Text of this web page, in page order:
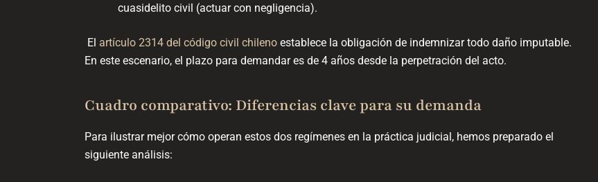
cuasidelito civil (actuar con negligencia).
El artículo 2314 del código civil chileno establece la obligación de indemnizar todo daño imputable.
En este escenario, el plazo para demandar es de 4 años desde la perpetración del acto.
Cuadro comparativo: Diferencias clave para su demanda
Para ilustrar mejor cómo operan estos dos regímenes en la práctica judicial, hemos preparado el
siguiente análisis: